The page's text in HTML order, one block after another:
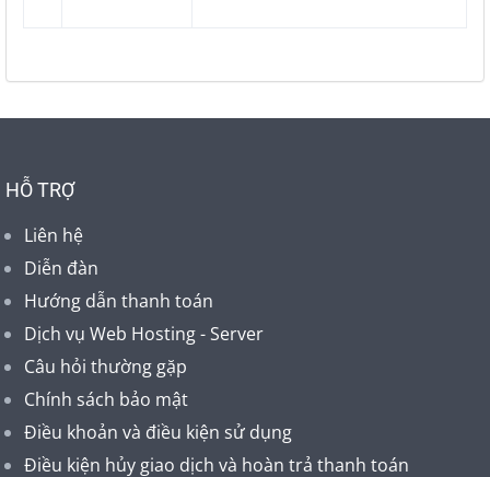
HỖ TRỢ
Liên hệ
Diễn đàn
Hướng dẫn thanh toán
Dịch vụ Web Hosting - Server
Câu hỏi thường gặp
Chính sách bảo mật
Điều khoản và điều kiện sử dụng
Điều kiện hủy giao dịch và hoàn trả thanh toán